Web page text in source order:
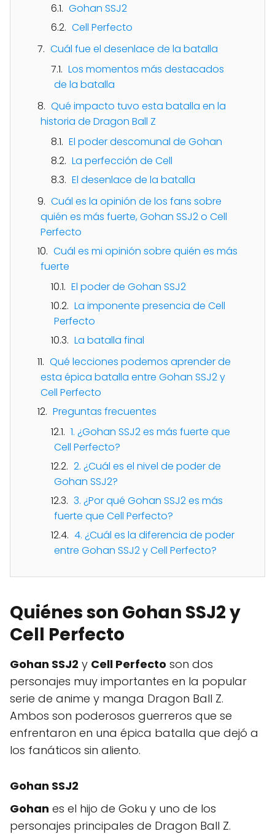
Gohan SSJ2
Cell Perfecto
Cuál fue el desenlace de la batalla
Los momentos más destacados
de la batalla
Qué impacto tuvo esta batalla en la
historia de Dragon Ball Z
El poder descomunal de Gohan
La perfección de Cell
El desenlace de la batalla
Cuál es la opinión de los fans sobre
quién es más fuerte, Gohan SSJ2 o Cell
Perfecto
Cuál es mi opinión sobre quién es más
fuerte
El poder de Gohan SSJ2
La imponente presencia de Cell
Perfecto
La batalla final
Qué lecciones podemos aprender de
esta épica batalla entre Gohan SSJ2 y
Cell Perfecto
Preguntas frecuentes
1. ¿Gohan SSJ2 es más fuerte que
Cell Perfecto?
2. ¿Cuál es el nivel de poder de
Gohan SSJ2?
3. ¿Por qué Gohan SSJ2 es más
fuerte que Cell Perfecto?
4. ¿Cuál es la diferencia de poder
entre Gohan SSJ2 y Cell Perfecto?
Quiénes son Gohan SSJ2 y
Cell Perfecto
Gohan SSJ2 y Cell Perfecto son dos
personajes muy importantes en la popular
serie de anime y manga Dragon Ball Z.
Ambos son poderosos guerreros que se
enfrentaron en una épica batalla que dejó a
los fanáticos sin aliento.
Gohan SSJ2
Gohan es el hijo de Goku y uno de los
personajes principales de Dragon Ball Z.